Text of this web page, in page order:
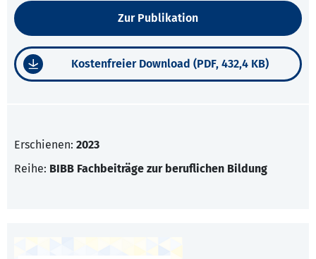
Zur Publikation
Kostenfreier Download (PDF, 432,4 KB)
Erschienen: 2023
Reihe: BIBB Fachbeiträge zur beruflichen Bildung